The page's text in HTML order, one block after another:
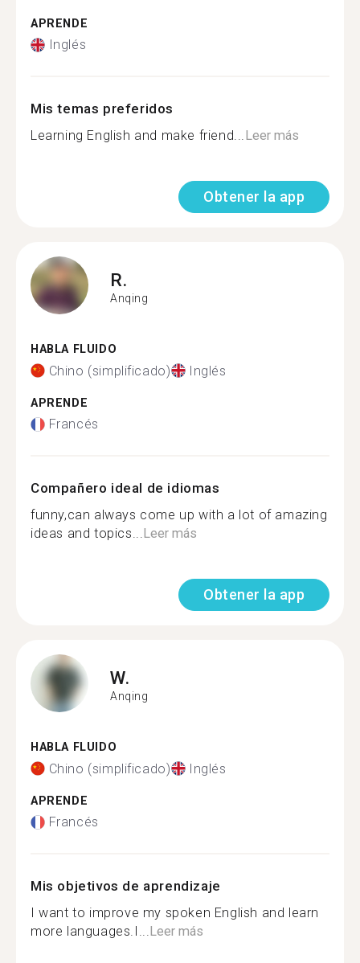
APRENDE
Inglés
Mis temas preferidos
Learning English and make friend...Leer más
Obtener la app
R.
Anqing
HABLA FLUIDO
Chino (simplificado) Inglés
APRENDE
Francés
Compañero ideal de idiomas
funny,can always come up with a lot of amazing
ideas and topics...Leer más
Obtener la app
W.
Anqing
HABLA FLUIDO
Chino (simplificado) Inglés
APRENDE
Francés
Mis objetivos de aprendizaje
I want to improve my spoken English and learn
more languages.I...Leer más